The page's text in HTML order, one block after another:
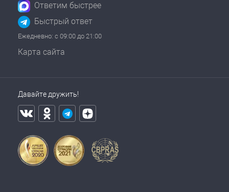
Ответим быстрее
Быстрый ответ
Ежедневно: с 09:00 до 21:00
Карта сайта
Давайте дружить!